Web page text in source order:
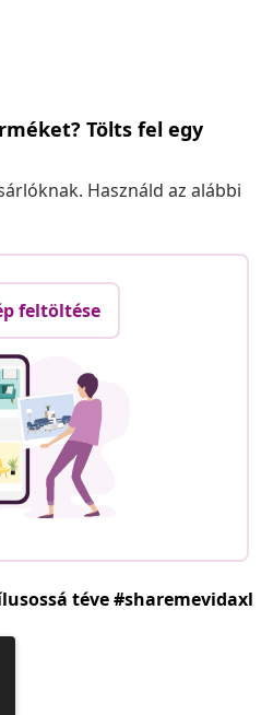
Tölts fel egy
Használd az alábbi
feltöltése
téve #sharemevidaxl